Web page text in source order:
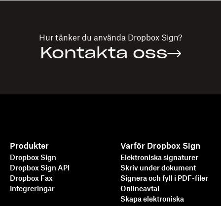
Hur tänker du använda Dropbox Sign?
Kontakta oss
Produkter
Dropbox Sign
Dropbox Sign API
Dropbox Fax
Integreringar
Varför Dropbox Sign
Elektroniska signaturer
Skriv under dokument
Signera och fyll i PDF-filer
Onlineavtal
Skapa elektroniska